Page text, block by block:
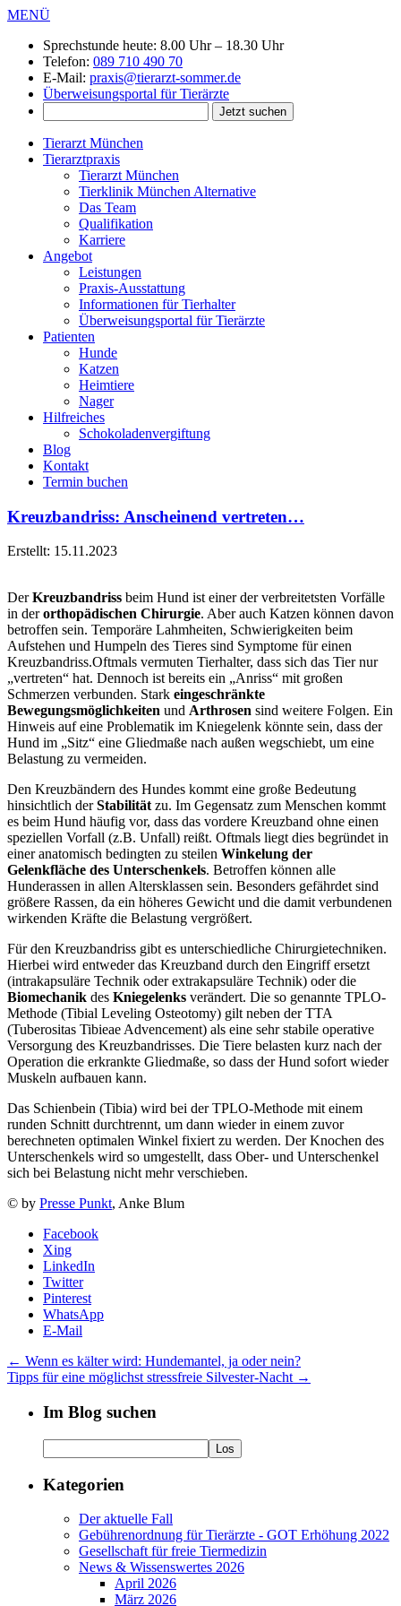
MENÜ
Sprechstunde heute: 8.00 Uhr – 18.30 Uhr
Telefon: 089 710 490 70
E-Mail: praxis@tierarzt-sommer.de
Überweisungsportal für Tierärzte
Tierarzt München
Tierarztpraxis
Tierarzt München
Tierklinik München Alternative
Das Team
Qualifikation
Karriere
Angebot
Leistungen
Praxis-Ausstattung
Informationen für Tierhalter
Überweisungsportal für Tierärzte
Patienten
Hunde
Katzen
Heimtiere
Nager
Hilfreiches
Schokoladenvergiftung
Blog
Kontakt
Termin buchen
Kreuzbandriss: Anscheinend vertreten…
Erstellt: 15.11.2023
DerKreuzbandriss beim Hund ist einer der verbreitetsten Vorfälle
in derorthopädischen Chirurgie. Aber auch Katzen können davon
betroffen sein. Temporäre Lahmheiten, Schwierigkeiten beim
Aufstehen und Humpeln des Tieres sind Symptome für einen
Kreuzbandriss.Oftmals vermuten Tierhalter, dass sich das Tier nur
„vertreten“ hat. Dennoch ist bereits ein „Anriss“ mit großen
Schmerzen verbunden. Stark eingeschränkte
Bewegungsmöglichkeiten und Arthrosen sind weitere Folgen. Ein
Hinweis auf eine Problematik im Kniegelenk könnte sein, dass der
Hund im „Sitz“ eine Gliedmaße nach außen wegschiebt, um eine
Belastung zu vermeiden.
Den Kreuzbändern des Hundes kommt eine große Bedeutung
hinsichtlich derStabilitätzu. Im Gegensatz zum Menschen kommt
es beim Hund häufig vor, dass das vordere Kreuzband ohne einen
speziellen Vorfall (z.B. Unfall) reißt. Oftmals liegt dies begründet in
einer anatomisch bedingten zu steilen Winkelung der
Gelenkfläche des Unterschenkels. Betroffen können alle
Hunderassen in allen Altersklassen sein. Besonders gefährdet sind
größere Rassen, da ein höheres Gewicht und die damit verbundenen
wirkenden Kräfte die Belastung vergrößert.
Für den Kreuzbandriss gibt es unterschiedliche Chirurgietechniken.
Hierbei wird entweder das Kreuzband durch den Eingriff ersetzt
(intrakapsuläre Technik oder extrakapsuläre Technik) oder die
Biomechanik des Kniegelenks verändert. Die so genannte TPLO-
Methode (Tibial Leveling Osteotomy) gilt neben der TTA
(Tuberositas Tibieae Advencement) als eine sehr stabile operative
Versorgung des Kreuzbandrisses. Die Tiere belasten kurz nach der
Operation die erkrankte Gliedmaße, so dass der Hund sofort wieder
Muskeln aufbauen kann.
Das Schienbein (Tibia) wird bei der TPLO-Methode mit einem
runden Schnitt durchtrennt, um dann wieder in einem zuvor
berechneten optimalen Winkel fixiert zu werden. Der Knochen des
Unterschenkels wird so umgestellt, dass Ober- und Unterschenkel
sich bei Belastung nicht mehr verschieben.
© by Presse Punkt, Anke Blum
Facebook
Xing
LinkedIn
Twitter
Pinterest
WhatsApp
E-Mail
← Wenn es kälter wird: Hundemantel, ja oder nein?
Tipps für eine möglichst stressfreie Silvester-Nacht →
Im Blog suchen
Kategorien
Der aktuelle Fall
Gebührenordnung für Tierärzte - GOT Erhöhung 2022
Gesellschaft für freie Tiermedizin
News & Wissenswertes 2026
April 2026
März 2026